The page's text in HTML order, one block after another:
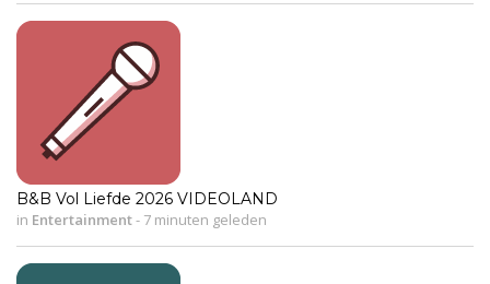
B&B Vol Liefde 2026 VIDEOLAND
in Entertainment- 7 minuten geleden